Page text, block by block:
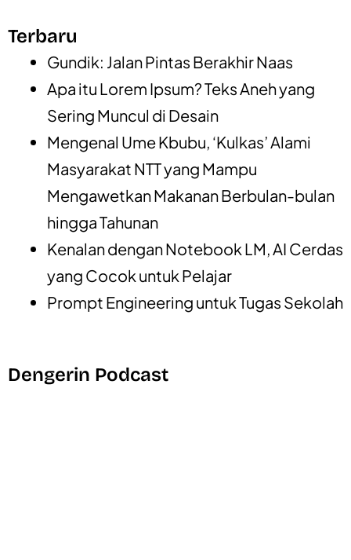
Terbaru
Gundik: Jalan Pintas Berakhir Naas
Apa itu Lorem Ipsum? Teks Aneh yang
Sering Muncul di Desain
Mengenal Ume Kbubu, ‘Kulkas’ Alami
Masyarakat NTT yang Mampu
Mengawetkan Makanan Berbulan-bulan
hingga Tahunan
Kenalan dengan Notebook LM, AI Cerdas
yang Cocok untuk Pelajar
Prompt Engineering untuk Tugas Sekolah
Dengerin Podcast